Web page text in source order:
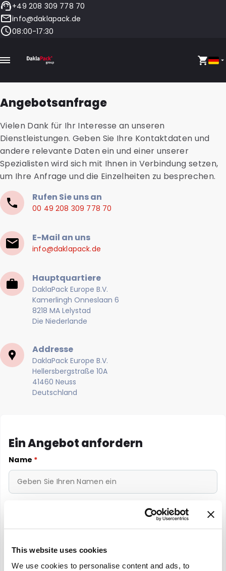
This website uses cookies
We use cookies to personalise content and ads, to
+49 208 309 778 70
info@daklapack.de
08:00-17:30
Angebotsanfrage
Vielen Dank für Ihr Interesse an unseren
Dienstleistungen. Geben Sie Ihre Kontaktdaten und
andere relevante Daten ein und einer unserer
Spezialisten wird sich mit Ihnen in Verbindung setzen,
um Ihre Anfrage und die Einzelheiten zu besprechen.
Rufen Sie uns an
00 49 208 309 778 70
E-Mail an uns
info@daklapack.de
Hauptquartiere
DaklaPack Europe B.V.
Kamerlingh Onneslaan 6
8218 MA Lelystad
Die Niederlande
Addresse
DaklaPack Europe B.V.
Hellersbergstraße 10A
41460 Neuss
Deutschland
Ein Angebot anfordern
Name *